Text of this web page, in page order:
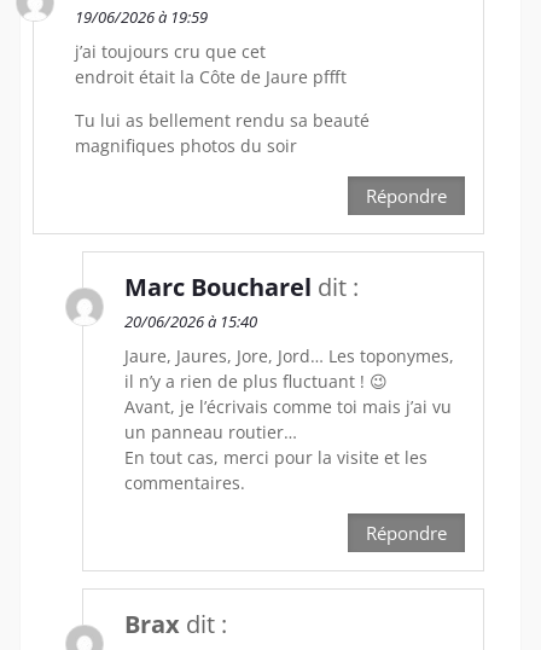
19/06/2026 à 19:59
j’ai toujours cru que cet
endroit était la Côte de Jaure pffft
Tu lui as bellement rendu sa beauté
magnifiques photos du soir
Répondre
Marc Boucharel dit :
20/06/2026 à 15:40
Jaure, Jaures, Jore, Jord… Les toponymes,
il n’y a rien de plus fluctuant ! 😉
Avant, je l’écrivais comme toi mais j’ai vu
un panneau routier…
En tout cas, merci pour la visite et les
commentaires.
Répondre
Brax dit :